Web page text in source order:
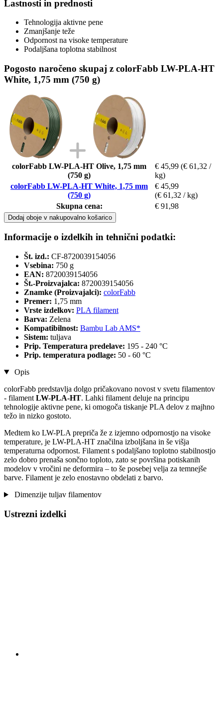
Lastnosti in prednosti
Tehnologija aktivne pene
Zmanjšanje teže
Odpornost na visoke temperature
Podaljšana toplotna stabilnost
Pogosto naročeno skupaj z colorFabb LW-PLA-HT
White, 1,75 mm (750 g)
colorFabb LW-PLA-HT Olive, 1,75 mm
(750 g)
€ 45,99 (€ 61,32 /
kg)
colorFabb LW-PLA-HT White, 1,75 mm
(750 g)
€ 45,99
(€ 61,32 / kg)
Skupna cena:
€ 91,98
Dodaj oboje v nakupovalno košarico
Informacije o izdelkih in tehnični podatki:
Št. izd.: CF-8720039154056
Vsebina: 750 g
EAN: 8720039154056
Št.-Proizvajalca: 8720039154056
Znamke (Proizvajalci): colorFabb
Premer: 1,75 mm
Vrste izdelkov: PLA filament
Barva: Zelena
Kompatibilnost: Bambu Lab AMS*
Sistem: tuljava
Prip. Temperatura predelave: 195 - 240 °C
Prip. temperatura podlage: 50 - 60 °C
Opis
colorFabb predstavlja dolgo pričakovano novost v svetu filamentov
- filament LW-PLA-HT. Lahki filament deluje na principu
tehnologije aktivne pene, ki omogoča tiskanje PLA delov z majhno
težo in nizko gostoto.
Medtem ko LW-PLA prepriča že z izjemno odpornostjo na visoke
temperature, je LW-PLA-HT značilna izboljšana in še višja
temperaturna odpornost. Filament s podaljšano toplotno stabilnostjo
zelo dobro prenaša sončno toploto, zato se površina potiskanih
modelov v vročini ne deformira – to še posebej velja za temnejše
barve. Filament je zelo enostavno obdelati z barvo.
Dimenzije tuljav filamentov
Ustrezni izdelki